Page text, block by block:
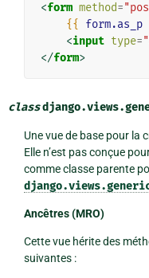
<form method=
{{
form.as_p
<input type=
</form>
class
Une vue de base pour la
Elle n’est pas conçue
comme classe parente
Ancêtres (MRO)
Cette vue hérite des
suivantes :